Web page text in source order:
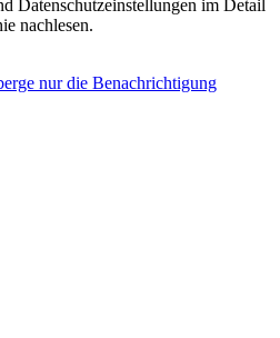
Datenschutzeinstellungen im Detail
nachlesen.
nur die Benachrichtigung